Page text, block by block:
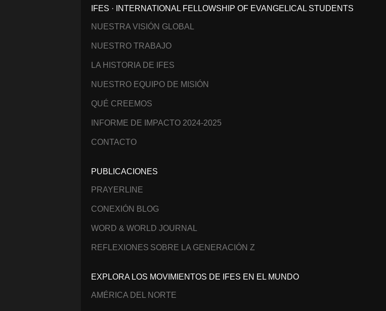
IFES · INTERNATIONAL FELLOWSHIP OF EVANGELICAL STUDENTS
NUESTRA VISIÓN GLOBAL
NUESTRO TRABAJO
LA HISTORIA DE IFES
NUESTRO EQUIPO DE MISIÓN
QUÉ CREEMOS
INFORME DE IMPACTO 2024-2025
CONTACTO
PUBLICACIONES
PRAYERLINE
CONEXIÓN BLOG
WORD & WORLD JOURNAL
REFLEXIONES SOBRE LA GENERACIÓN Z
EXPLORA LOS MOVIMIENTOS DE IFES EN EL MUNDO
AMÉRICA DEL NORTE